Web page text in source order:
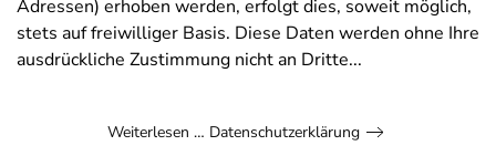
Adressen) erhoben werden, erfolgt dies, soweit möglich,
stets auf freiwilliger Basis. Diese Daten werden ohne Ihre
ausdrückliche Zustimmung nicht an Dritte...
Weiterlesen … Datenschutzerklärung